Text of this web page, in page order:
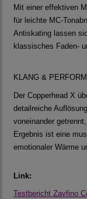
Mit einer effektiven
für leichte MC-
Antiskating lassen
klassisches Faden-
KLANG &
Der Copperhead X
detailreiche
voneinander
Ergebnis ist eine
emotionaler Wärme
Link:
Testbericht Zavfino